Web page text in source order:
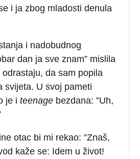
i ja zbog mladosti denula
i nadobudnog
dan ja sve znam” mislila
da sam popila
svijeta. U svoj pameti
je i teenage bezdana: ”Uh,
otac bi mi rekao: ”Znaš,
kaže se: Idem u život!